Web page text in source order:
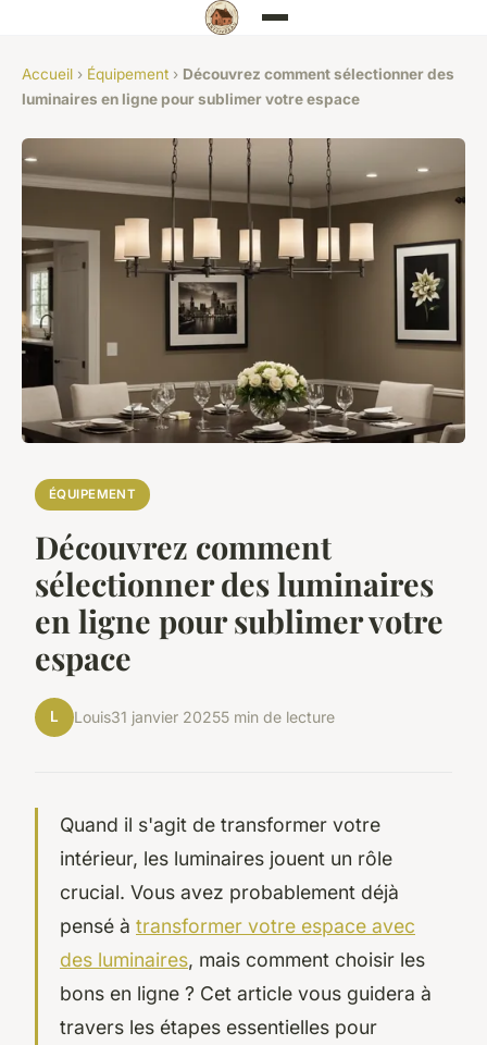
Accueil › Équipement › Découvrez comment sélectionner des
luminaires en ligne pour sublimer votre espace
ÉQUIPEMENT
Découvrez comment
sélectionner des luminaires
en ligne pour sublimer votre
espace
L Louis31 janvier 20255 min de lecture
Quand il s'agit de transformer votre
intérieur, les luminaires jouent un rôle
crucial. Vous avez probablement déjà
pensé à transformer votre espace avec
des luminaires, mais comment choisir les
bons en ligne ? Cet article vous guidera à
travers les étapes essentielles pour